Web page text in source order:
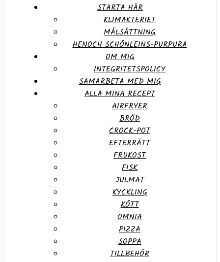
STARTA HÄR
KLIMAKTERIET
MÅLSÄTTNING
HENOCH SCHÖNLEINS-PURPURA
OM MIG
INTEGRITETSPOLICY
SAMARBETA MED MIG
ALLA MINA RECEPT
AIRFRYER
BRÖD
CROCK-POT
EFTERRÄTT
FRUKOST
FISK
JULMAT
KYCKLING
KÖTT
OMNIA
PIZZA
SOPPA
TILLBEHÖR